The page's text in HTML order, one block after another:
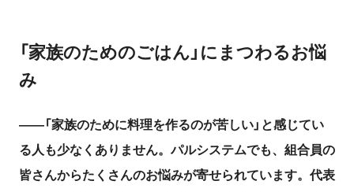
「家族のためのごはん」にまつわるお悩
み
――「家族のために料理を作るのが苦しい」と感じてい
る人も少なくありません。パルシステムでも、組合員の
皆さんからたくさんのお悩みが寄せられています。代表